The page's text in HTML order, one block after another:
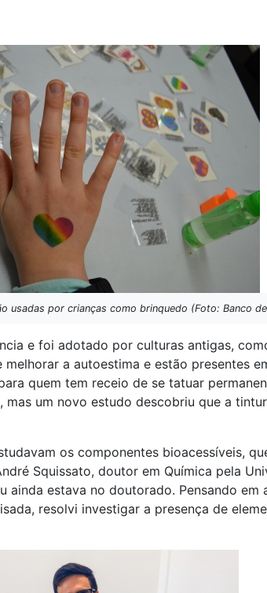
usadas por crianças como brinquedo (Foto: Banco
e foi adotado por culturas antigas,
a autoestima e estão presentes
quem tem receio de se tatuar
um novo estudo descobriu que a
os componentes bioacessíveis,
Squissato, doutor em Química pela
ainda estava no doutorado. Pensando
resolvi investigar a presença de